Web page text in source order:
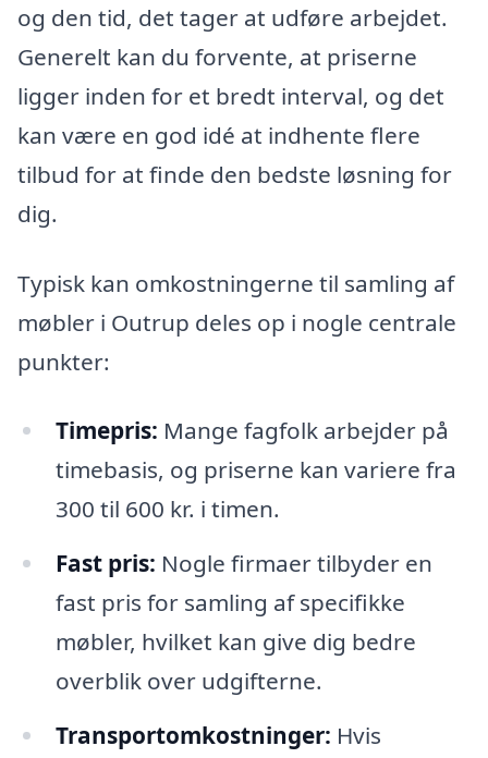
og den tid, det tager at udføre arbejdet.
Generelt kan du forvente, at priserne
ligger inden for et bredt interval, og det
kan være en god idé at indhente flere
tilbud for at finde den bedste løsning for
dig.
Typisk kan omkostningerne til samling af
møbler i Outrup deles op i nogle centrale
punkter:
Timepris: Mange fagfolk arbejder på
timebasis, og priserne kan variere fra
300 til 600 kr. i timen.
Fast pris: Nogle firmaer tilbyder en
fast pris for samling af specifikke
møbler, hvilket kan give dig bedre
overblik over udgifterne.
Transportomkostninger: Hvis